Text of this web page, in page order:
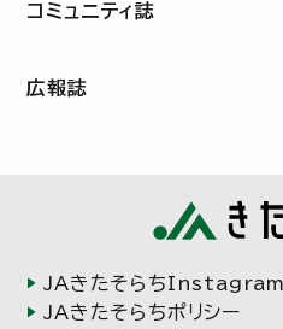
コミュニティ誌
広報誌
JAきたそらちInstagram
JAきたそらちポリシー